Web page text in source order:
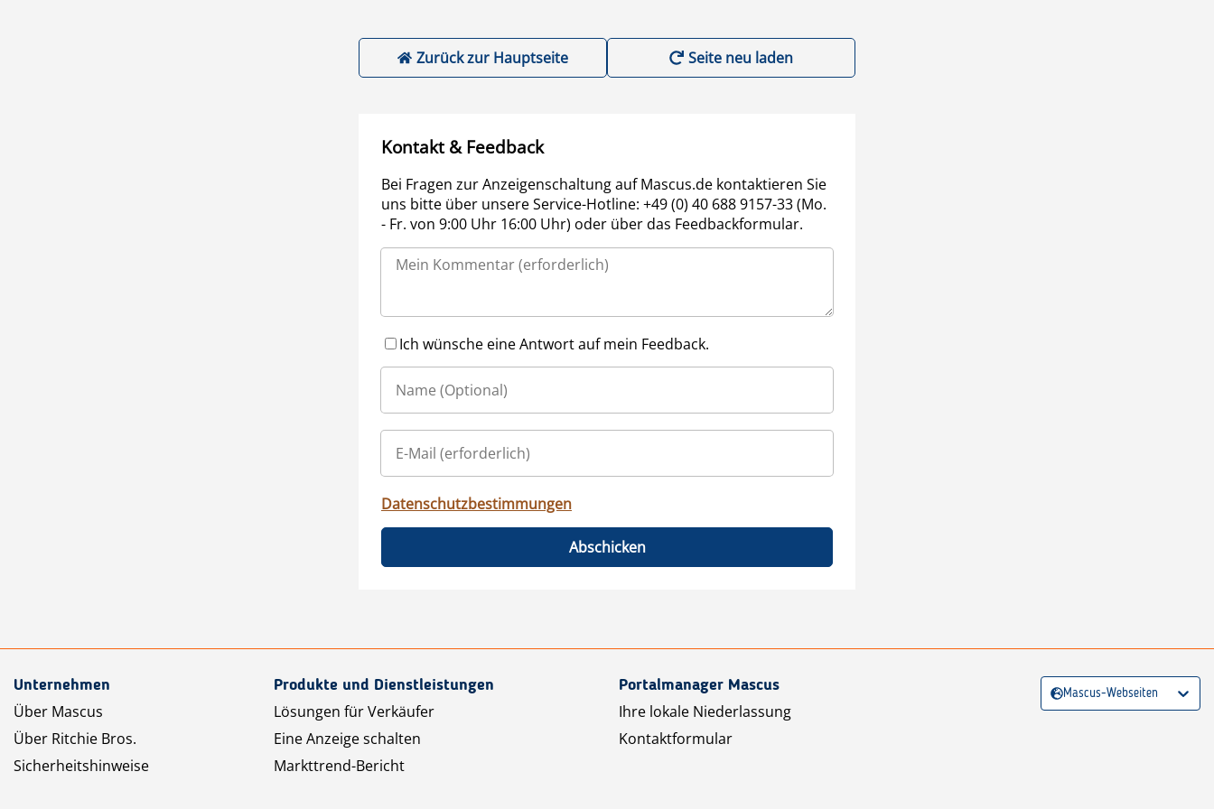
Zurück zur Hauptseite Seite neu laden
Kontakt & Feedback
Bei Fragen zur Anzeigenschaltung auf Mascus.de kontaktieren Sie
uns bitte über unsere Service-Hotline: +49 (0) 40 688 9157-33 (Mo.
- Fr. von 9:00 Uhr 16:00 Uhr) oder über das Feedbackformular.
Ich wünsche eine Antwort auf mein Feedback.
Datenschutzbestimmungen
Abschicken
Unternehmen
Über Mascus
Über Ritchie Bros.
Sicherheitshinweise
Produkte und Dienstleistungen
Lösungen für Verkäufer
Eine Anzeige schalten
Markttrend-Bericht
Portalmanager Mascus
Ihre lokale Niederlassung
Kontaktformular
Mascus-Webseiten